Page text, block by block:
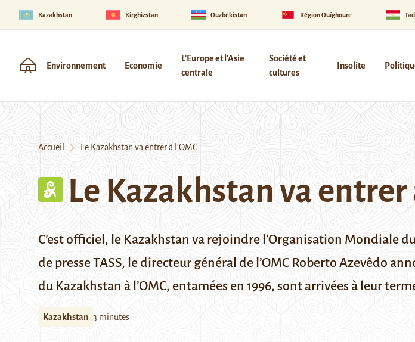
Kazakhstan Kirghizstan Ouzbékistan Région Ouïghoure
Environnement Economie
L'Europe et l'Asie
centrale
Société et
cultures
Insolite
Accueil Le Kazakhstan va entrer à l’OMC
Le Kazakhstan va entrer
C’est officiel, le Kazakhstan va rejoindre l’Organisation Mondiale
de presse TASS, le directeur général de l’OMC Roberto Azevêdo
du Kazakhstan à l’OMC, entamées en 1996, sont arrivées à leur
Kazakhstan 3 minutes